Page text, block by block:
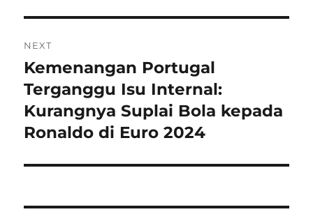
NEXT
Next
post:
Kemenangan Portugal
Terganggu Isu Internal:
Kurangnya Suplai Bola kepada
Ronaldo di Euro 2024